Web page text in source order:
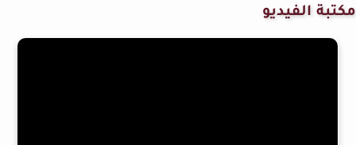
مكتبة الفيديو